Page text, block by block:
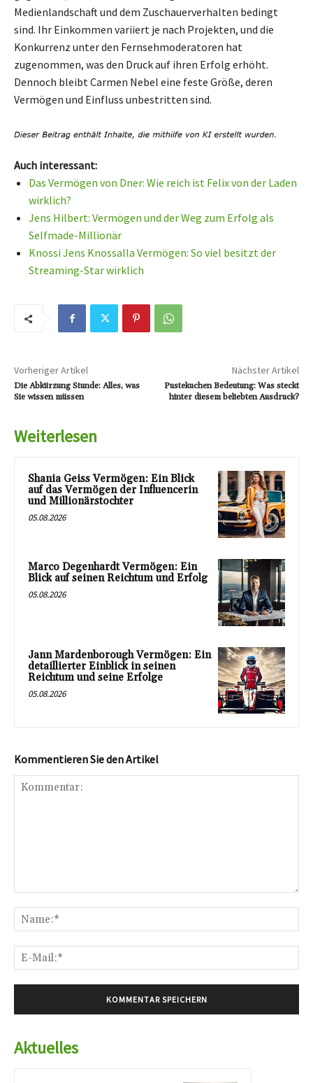
Medienlandschaft und dem Zuschauerverhalten bedingt
sind. Ihr Einkommen variiert je nach Projekten, und die
Konkurrenz unter den Fernsehmoderatoren hat
zugenommen, was den Druck auf ihren Erfolg erhöht.
Dennoch bleibt Carmen Nebel eine feste Größe, deren
Vermögen und Einfluss unbestritten sind.
Auch interessant:
Das Vermögen von Dner: Wie reich ist Felix von der Laden
wirklich?
Jens Hilbert: Vermögen und der Weg zum Erfolg als
Selfmade-Millionär
Knossi Jens Knossalla Vermögen: So viel besitzt der
Streaming-Star wirklich
Vorheriger Artikel
Die Abkürzung Stunde: Alles, was
Sie wissen müssen
Nächster Artikel
Pustekuchen Bedeutung: Was steckt
hinter diesem beliebten Ausdruck?
Weiterlesen
Shania Geiss Vermögen: Ein Blick
auf das Vermögen der Influencerin
und Millionärstochter
05.08.2026
Marco Degenhardt Vermögen: Ein
Blick auf seinen Reichtum und Erfolg
05.08.2026
Jann Mardenborough Vermögen: Ein
detaillierter Einblick in seinen
Reichtum und seine Erfolge
05.08.2026
Kommentieren Sie den Artikel
Aktuelles